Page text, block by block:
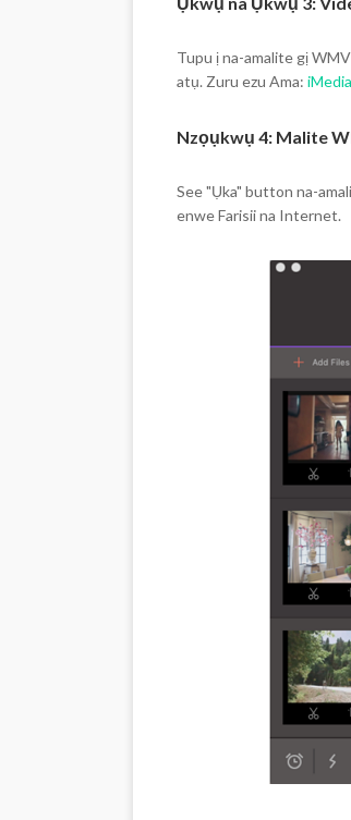
Tupu ị na-amalite gị
atụ. Zuru ezu Ama:
Nzọụkwụ 4: Malite
See "Ụka" button na-
enwe Farisii na Internet.